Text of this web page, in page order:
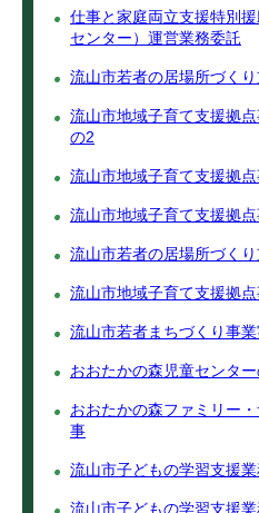
仕事と家庭両立支援特別
センター）運営業務委託
流山市若者の居場所づくり
流山市地域子育て支援拠
の2
流山市地域子育て支援拠
流山市地域子育て支援拠
流山市若者の居場所づくり
流山市地域子育て支援拠
流山市若者まちづくり事
おおたかの森児童センタ
おおたかの森ファミリー
事
流山市子どもの学習支援
流山市子どもの学習支援